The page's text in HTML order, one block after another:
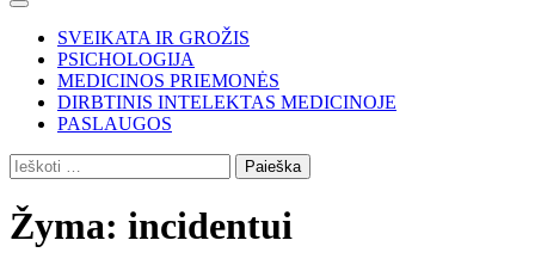
SVEIKATA IR GROŽIS
PSICHOLOGIJA
MEDICINOS PRIEMONĖS
DIRBTINIS INTELEKTAS MEDICINOJE
PASLAUGOS
Ieškoti:
Žyma: incidentui